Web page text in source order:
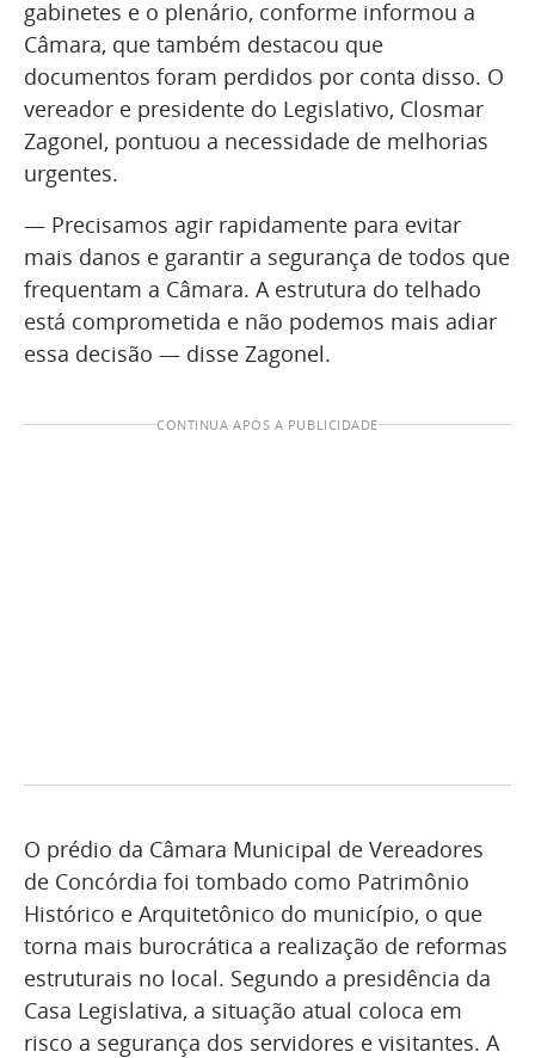
gabinetes e o plenário, conforme informou a
Câmara, que também destacou que
documentos foram perdidos por conta disso. O
vereador e presidente do Legislativo, Closmar
Zagonel, pontuou a necessidade de melhorias
urgentes.
— Precisamos agir rapidamente para evitar
mais danos e garantir a segurança de todos que
frequentam a Câmara. A estrutura do telhado
está comprometida e não podemos mais adiar
essa decisão — disse Zagonel.
CONTINUA APÓS A PUBLICIDADE
O prédio da Câmara Municipal de Vereadores
de Concórdia foi tombado como Patrimônio
Histórico e Arquitetônico do município, o que
torna mais burocrática a realização de reformas
estruturais no local. Segundo a presidência da
Casa Legislativa, a situação atual coloca em
risco a segurança dos servidores e visitantes. A